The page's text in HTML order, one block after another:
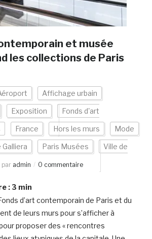
et musée
les collections de Paris
Affichage urbain
Exposition Fonds d'art
France Hors les murs Mode
Paris Musées Ville de
par admin 0 commentaire
: 3 min
d’art contemporain de Paris et du
de leurs murs pour s’afficher à
proposer des « rencontres